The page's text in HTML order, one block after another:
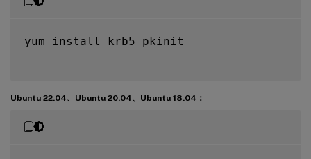
yum install krb5 - pkinit
Ubuntu 22.04、Ubuntu 20.04、Ubuntu 18.04：